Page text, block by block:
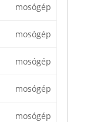
mosógép
mosógép
mosógép
mosógép
mosógép